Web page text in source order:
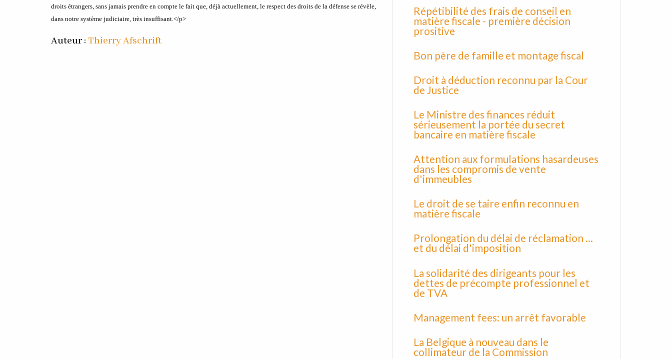
droits étrangers, sans jamais prendre en compte le fait que, déjà actuellement, le respect des droits de la défense se révèle,
dans notre système judiciaire, très insuffisant.</p>
Auteur : Thierry Afschrift
Répétibilité des frais de conseil en
matière fiscale - première décision
prositive
Bon père de famille et montage fiscal
Droit à déduction reconnu par la Cour
de Justice
Le Ministre des finances réduit
sérieusement la portée du secret
bancaire en matière fiscale
Attention aux formulations hasardeuses
dans les compromis de vente
d'immeubles
Le droit de se taire enfin reconnu en
matière fiscale
Prolongation du délai de réclamation ...
et du délai d'imposition
La solidarité des dirigeants pour les
dettes de précompte professionnel et
de TVA
Management fees: un arrêt favorable
La Belgique à nouveau dans le
collimateur de la Commission